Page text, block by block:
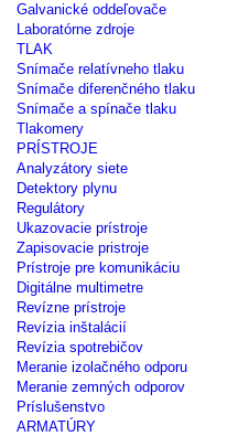
Galvanické oddeľovače
Laboratórne zdroje
TLAK
Snímače relatívneho tlaku
Snímače diferenčného tlaku
Snímače a spínače tlaku
Tlakomery
PRÍSTROJE
Analyzátory siete
Detektory plynu
Regulátory
Ukazovacie prístroje
Zapisovacie pristroje
Prístroje pre komunikáciu
Digitálne multimetre
Revízne prístroje
Revízia inštalácií
Revízia spotrebičov
Meranie izolačného odporu
Meranie zemných odporov
Príslušenstvo
ARMATÚRY